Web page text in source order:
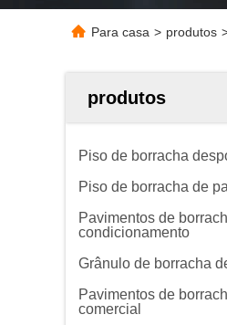
Para casa > produtos
produtos
Piso de borracha
Piso de borracha de
Pavimentos de
condicionamento
Grânulo de borracha
Pavimentos de
comercial